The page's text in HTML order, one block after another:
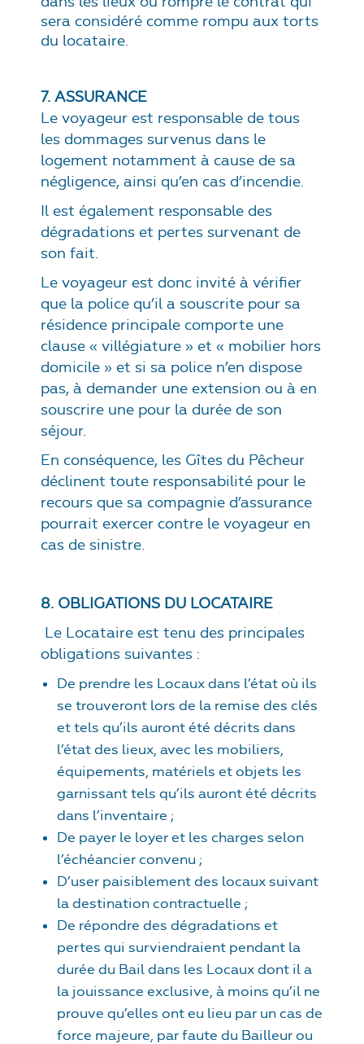
sera considéré comme rompu aux torts
du locataire.
7. ASSURANCE
Le voyageur est responsable de tous
les dommages survenus dans le
logement notamment à cause de sa
négligence, ainsi qu’en cas d’incendie.
Il est également responsable des
dégradations et pertes survenant de
son fait.
Le voyageur est donc invité à vérifier
que la police qu’il a souscrite pour sa
résidence principale comporte une
clause « villégiature » et « mobilier hors
domicile » et si sa police n’en dispose
pas, à demander une extension ou à en
souscrire une pour la durée de son
séjour.
En conséquence, les Gîtes du Pêcheur
déclinent toute responsabilité pour le
recours que sa compagnie d’assurance
pourrait exercer contre le voyageur en
cas de sinistre.
8. OBLIGATIONS DU LOCATAIRE
Le Locataire est tenu des principales
obligations suivantes :
De prendre les Locaux dans l’état où ils
se trouveront lors de la remise des clés
et tels qu’ils auront été décrits dans
l’état des lieux, avec les mobiliers,
équipements, matériels et objets les
garnissant tels qu’ils auront été décrits
dans l’inventaire ;
De payer le loyer et les charges selon
l’échéancier convenu ;
D’user paisiblement des locaux suivant
la destination contractuelle ;
De répondre des dégradations et
pertes qui surviendraient pendant la
durée du Bail dans les Locaux dont il a
la jouissance exclusive, à moins qu’il ne
prouve qu’elles ont eu lieu par un cas de
force majeure, par faute du Bailleur ou